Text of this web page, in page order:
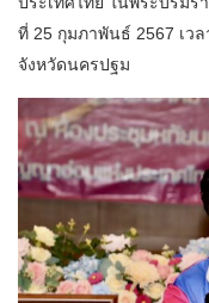
ที่ 25 กุมภาพันธ์ 2567 เ
จังหวัดนครปฐม